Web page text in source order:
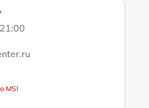
MSI